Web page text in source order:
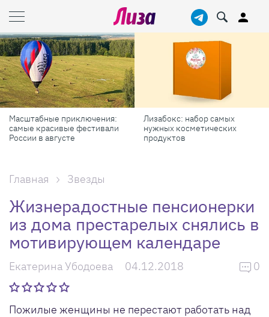
Кожа помнит всё: зачем
наше тело запоминает
каждый порез
Йога на крыше этим летом:
7 причин перебороть лень
и попробовать
Главная Звезды
Жизнерадостные пенсионерки
из дома престарелых снялись в
мотивирующем календаре
Екатерина Убодоева 04.12.2018 0
Пожилые женщины не перестают работать над